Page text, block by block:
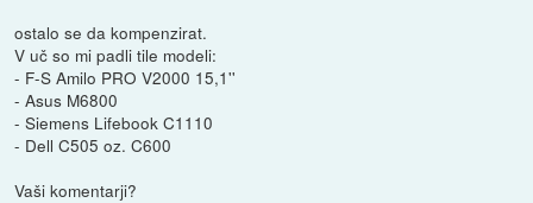
ostalo se da kompenzirat.
V uč so mi padli tile modeli:
- F-S Amilo PRO V2000 15,1''
- Asus M6800
- Siemens Lifebook C1110
- Dell C505 oz. C600
Vaši komentarji?